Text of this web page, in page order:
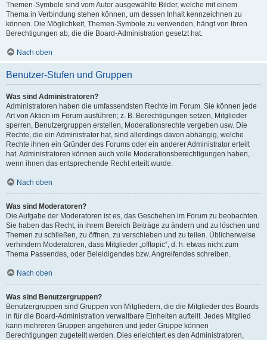
Themen-Symbole sind vom Autor ausgewählte Bilder, welche mit einem
Thema in Verbindung stehen können, um dessen Inhalt kennzeichnen zu
können. Die Möglichkeit, Themen-Symbole zu verwenden, hängt von Ihren
Berechtigungen ab, die die Board-Administration gesetzt hat.
Nach oben
Benutzer-Stufen und Gruppen
Was sind Administratoren?
Administratoren haben die umfassendsten Rechte im Forum. Sie können jede
Art von Aktion im Forum ausführen; z. B. Berechtigungen setzen, Mitglieder
sperren, Benutzergruppen erstellen, Moderationsrechte vergeben usw. Die
Rechte, die ein Administrator hat, sind allerdings davon abhängig, welche
Rechte ihnen ein Gründer des Forums oder ein anderer Administrator erteilt
hat. Administratoren können auch volle Moderationsberechtigungen haben,
wenn ihnen das entsprechende Recht erteilt wurde.
Nach oben
Was sind Moderatoren?
Die Aufgabe der Moderatoren ist es, das Geschehen im Forum zu beobachten.
Sie haben das Recht, in ihrem Bereich Beiträge zu ändern und zu löschen und
Themen zu schließen, zu öffnen, zu verschieben und zu teilen. Üblicherweise
verhindern Moderatoren, dass Mitglieder „offtopic“, d. h. etwas nicht zum
Thema Passendes, oder Beleidigendes bzw. Angreifendes schreiben.
Nach oben
Was sind Benutzergruppen?
Benutzergruppen sind Gruppen von Mitgliedern, die die Mitglieder des Boards
in für die Board-Administration verwaltbare Einheiten aufteilt. Jedes Mitglied
kann mehreren Gruppen angehören und jeder Gruppe können
Berechtigungen zugeteilt werden. Dies erleichtert es den Administratoren,